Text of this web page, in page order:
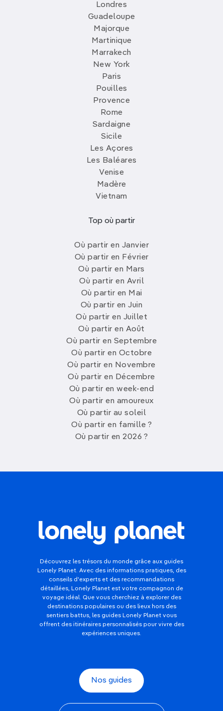
Londres
Guadeloupe
Majorque
Martinique
Marrakech
New York
Paris
Pouilles
Provence
Rome
Sardaigne
Sicile
Les Açores
Les Baléares
Venise
Madère
Vietnam
Top où partir
Où partir en Janvier
Où partir en Février
Où partir en Mars
Où partir en Avril
Où partir en Mai
Où partir en Juin
Où partir en Juillet
Où partir en Août
Où partir en Septembre
Où partir en Octobre
Où partir en Novembre
Où partir en Décembre
Où partir en week-end
Où partir en amoureux
Où partir au soleil
Où partir en famille ?
Où partir en 2026 ?
Découvrez les trésors du monde grâce aux guides
Lonely Planet. Avec des informations pratiques, des
conseils d'experts et des recommandations
détaillées, Lonely Planet est votre compagnon de
voyage idéal. Que vous cherchiez à explorer des
destinations populaires ou des lieux hors des
sentiers battus, les guides Lonely Planet vous
offrent des itinéraires personnalisés pour vivre des
expériences uniques.
Nos guides